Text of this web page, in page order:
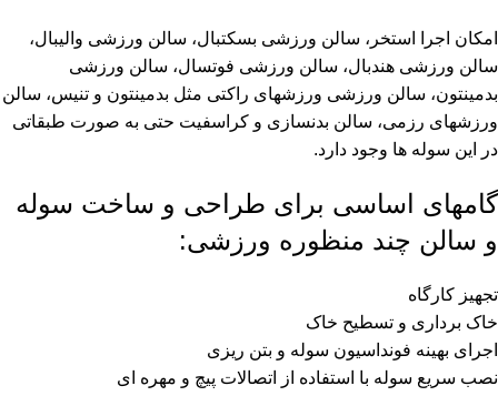
امکان اجرا استخر، سالن ورزشی بسکتبال، سالن ورزشی والیبال،
سالن ورزشی هندبال، سالن ورزشی فوتسال، سالن ورزشی
بدمینتون، سالن ورزشی ورزشهای راکتی مثل بدمینتون و تنیس، سالن
ورزشهای رزمی، سالن بدنسازی و کراسفیت حتی به صورت طبقاتی
در این سوله ها وجود دارد.
گامهای اساسی برای طراحی و ساخت سوله
و سالن چند منظوره ورزشی:
تجهیز کارگاه
خاک برداری و تسطیح خاک
اجرای بهینه فونداسیون سوله و بتن ریزی
نصب سریع سوله با استفاده از اتصالات پیچ و مهره ای